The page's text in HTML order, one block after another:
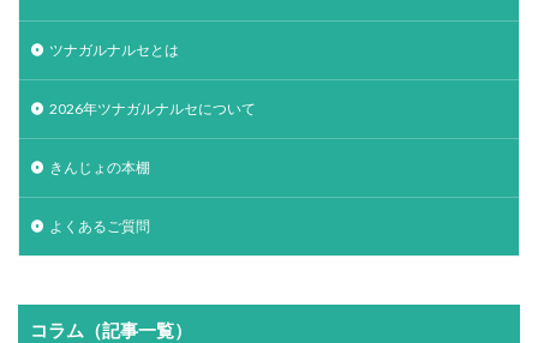
ツナガルナルセとは
2026年ツナガルナルセについて
きんじょの本棚
よくあるご質問
コラム（記事一覧）